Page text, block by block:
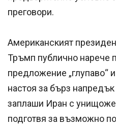
преговори.
Американският
Тръмп публично нарече
предложение „глупаво“
настоя за бърз
заплаши Иран с
подготвя за възможно